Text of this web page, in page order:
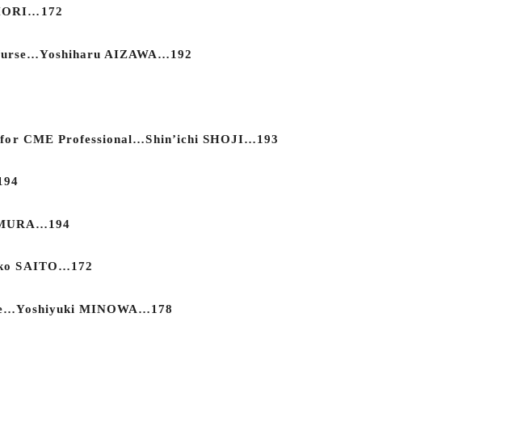
AIZAWA…192
CME Professional…Shin’ichi SHOJI…193
SAITO…172
MINOWA…178